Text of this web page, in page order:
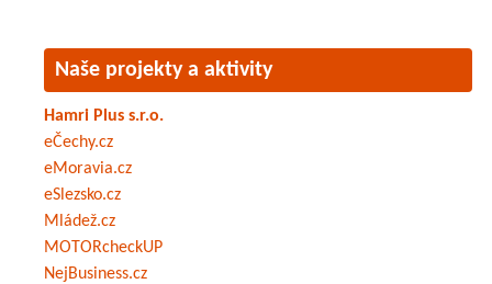
Naše projekty a aktivity
Hamri Plus s.r.o.
eČechy.cz
eMoravia.cz
eSlezsko.cz
Mládež.cz
MOTORcheckUP
NejBusiness.cz